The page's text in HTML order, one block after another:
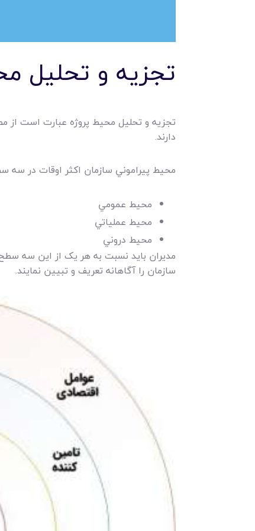
تجزيه و تحليل
تجزيه و تحليل محيط پروژه عبارت است از
دارند.
محيط پيراموني سازمان اکثر اوقات در
محيط عمومي
محيط عملياتي
محيط دروني
مديران بايد نسبت به هر يک از اين سه
سازمان را آگاهانه تعريف و تبيين نمايند.